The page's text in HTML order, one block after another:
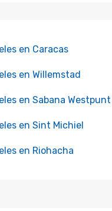
en Caracas
en Willemstad
en Sabana Westpunt
en Sint Michiel
en Riohacha